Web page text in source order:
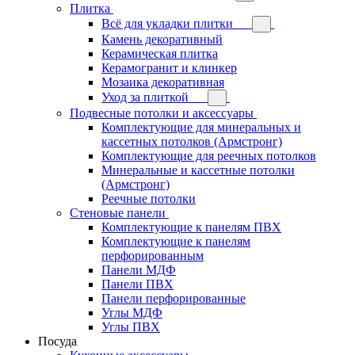
Плитка
Всё для укладки плитки
Камень декоративный
Керамическая плитка
Керамогранит и клинкер
Мозаика декоративная
Уход за плиткой
Подвесные потолки и аксессуары
Комплектующие для минеральных и
кассетных потолков (Армстронг)
Комплектующие для реечных потолков
Минеральные и кассетные потолки
(Армстронг)
Реечные потолки
Стеновые панели
Комплектующие к панелям ПВХ
Комплектующие к панелям
перфорированным
Панели МДФ
Панели ПВХ
Панели перфорированные
Углы МДФ
Углы ПВХ
Посуда